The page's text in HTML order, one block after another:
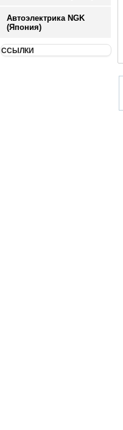
Автоэлектрика NGK
(Япония)
ССЫЛКИ